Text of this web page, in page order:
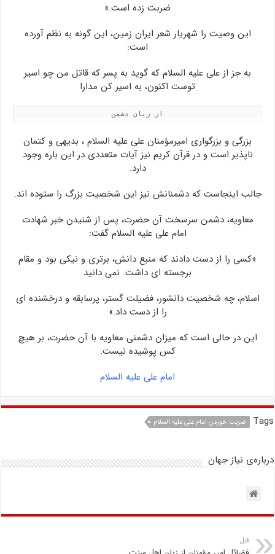
ضربت زده است.»
این وصیت را شهریار شعر ایران زمین، این گونه به نظم آورده
است:
به جز از علی علیه السلام که گوید به پسر که قاتل من چو اسیر
توست اکنون، به اسیر کن مدارا
از زبان دشمن
بزرگی و بزرگواری امیرمؤمنان علی علیه السلام ، بدیهی و کتمان
ناپذیر است و در قرآن کریم نیز آیات متعددی در این باره وجود
دارد.
جالب اینجاست که دشمنانش نیز این شخصیت بزرگ را ستوده اند.
معاویه، دشمن سرسخت آن حضرت، پس از شنیدن خبر شهادت
امام علی علیه السلام گفت:
«کسی را از دست دادند که منبع دانش، برتری و نیکی بود و مقام
برجسته ای داشت. نمی دانید
اسلام، چه شخصیت دانشور، فضیلت گستر، پرسابقه و درخشنده ای
را از دست داد.»
این در حالی است که میزان دشمنی معاویه با آن حضرت، بر هیچ
کس پوشیده نیست.
امام علی علیه السلام
Tags ضربت خوردن امام علی علیه السلام
درباره‌ی نیاز جهان
قبل